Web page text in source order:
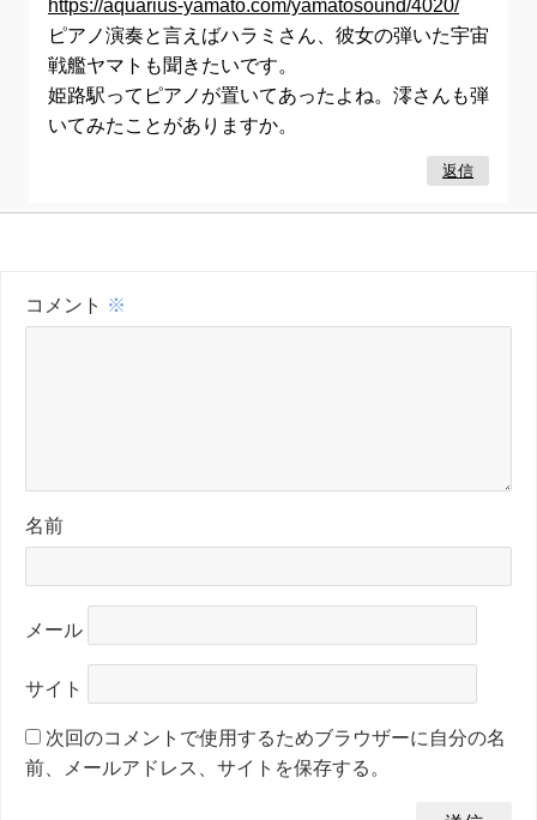
https://aquarius-yamato.com/yamatosound/4020/
ピアノ演奏と言えばハラミさん、彼女の弾いた宇宙
戦艦ヤマトも聞きたいです。
姫路駅ってピアノが置いてあったよね。澪さんも弾
いてみたことがありますか。
返信
コメント ※
名前
メール
サイト
次回のコメントで使用するためブラウザーに自分の名
前、メールアドレス、サイトを保存する。